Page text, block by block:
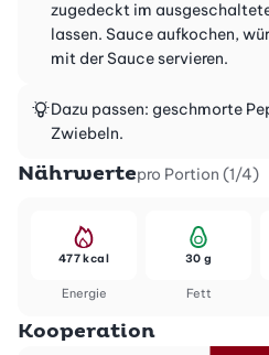
zugedeckt im
lassen. Sauce aufkochen,
mit der Sauce servieren.
Dazu passen: geschmorte
Zwiebeln.
Nährwertepro Portion (1/4)
Energie
477 kcal
Fett
30 g
Kooperation